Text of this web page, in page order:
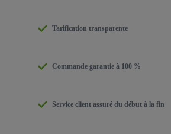
Tarification transparente
Commande garantie à 100 %
Service client assuré du début à la fin